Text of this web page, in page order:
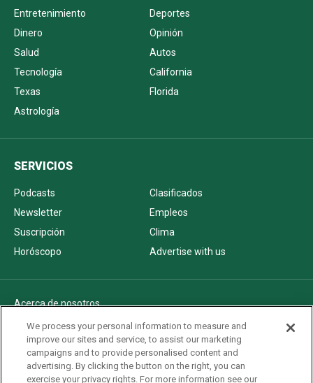
Entretenimiento
Deportes
Dinero
Opinión
Salud
Autos
Tecnología
California
Texas
Florida
Astrología
SERVICIOS
Podcasts
Clasificados
Newsletter
Empleos
Suscripción
Clima
Horóscopo
Advertise with us
Acerca de nosotros
Politica de privacidad
Pautas Editoriales
AdChoices
We process your personal information to measure and
improve our sites and service, to assist our marketing
campaigns and to provide personalised content and
advertising. By clicking the button on the right, you can
exercise your privacy rights. For more information see our